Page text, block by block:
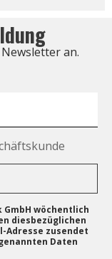
an.
GmbH wöchentlich
diesbezüglichen
Adresse zusendet
Daten